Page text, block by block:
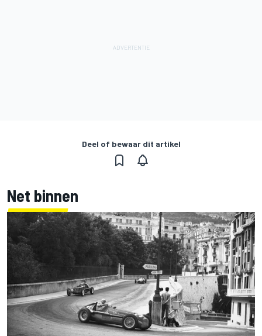
Deel of bewaar dit artikel
Net binnen